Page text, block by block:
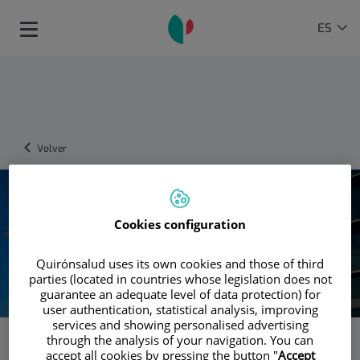
IDIOMA
ES
Toggle
Volver
Hospital Quirónsalud Málaga
Cookies configuration
Quirónsalud uses its own cookies and those of third
parties (located in countries whose legislation does not
guarantee an adequate level of data protection) for
user authentication, statistical analysis, improving
services and showing personalised advertising
through the analysis of your navigation. You can
accept all cookies by pressing the button "Accept